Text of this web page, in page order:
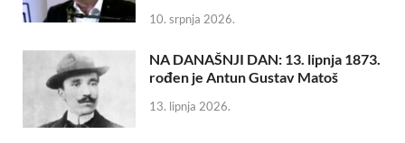
10. srpnja 2026.
NA DANAŠNJI DAN: 13. lipnja 1873.
rođen je Antun Gustav Matoš
13. lipnja 2026.